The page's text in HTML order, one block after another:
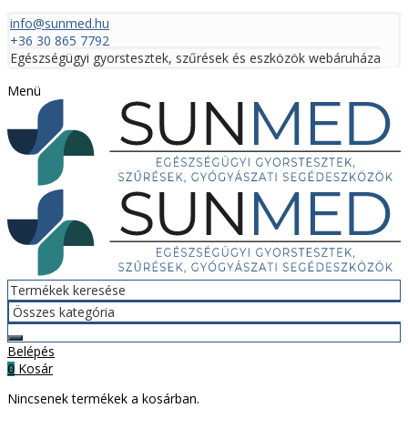
info@sunmed.hu
+36 30 865 7792
Egészségügyi gyorstesztek, szűrések és eszközök webáruháza
Menü
Belépés
0 Kosár
Nincsenek termékek a kosárban.